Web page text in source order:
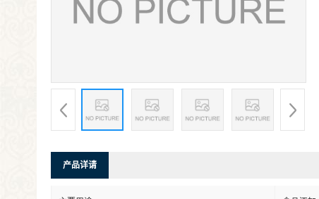
产品详请